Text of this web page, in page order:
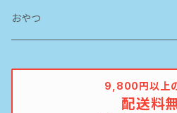
ブリスミックス
ソリッドゴールド
ドッグフード
おやつ
9,800円以上
配送料